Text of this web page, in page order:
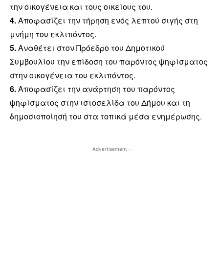
την οικογένεια και τους οικείους του.
4.Αποφασίζει την τήρηση ενός λεπτού σιγής στη
μνήμη του εκλιπόντος.
5.Αναθέτει στον Πρόεδρο του Δημοτικού
Συμβουλίου την επίδοση του παρόντος ψηφίσματος
στην οικογένεια του εκλιπόντος.
6.Αποφασίζει την ανάρτηση του παρόντος
ψηφίσματος στην ιστοσελίδα του Δήμου και τη
δημοσιοποίησή του στα τοπικά μέσα ενημέρωσης.
- Advertisement -